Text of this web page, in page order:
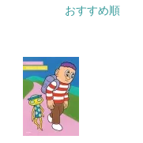
おすすめ順